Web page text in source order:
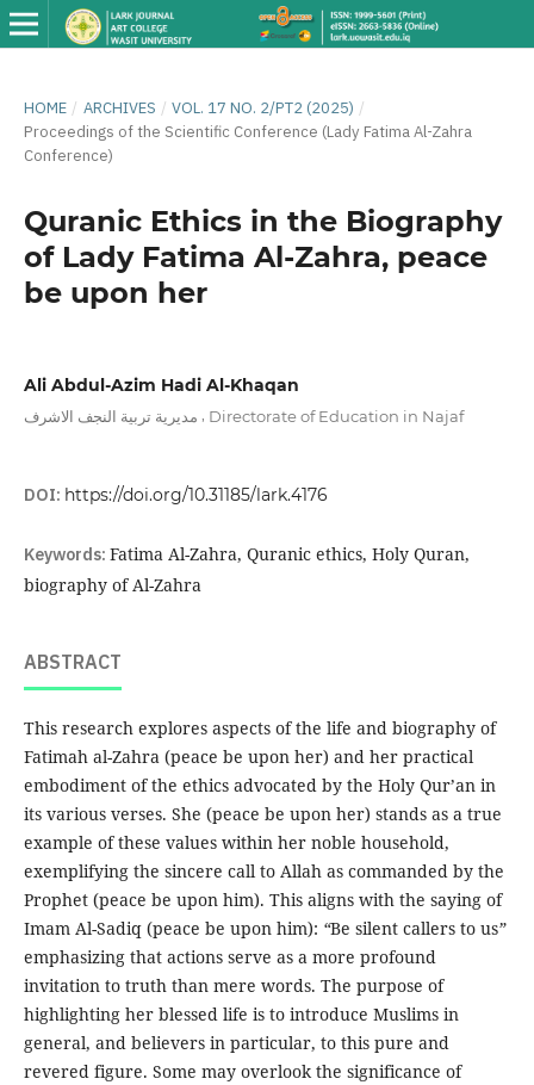
HOME / ARCHIVES / VOL. 17 NO. 2/PT2 (2025) /
Proceedings of the Scientific Conference (Lady Fatima Al-Zahra
Conference)
Quranic Ethics in the Biography
of Lady Fatima Al-Zahra, peace
be upon her
Ali Abdul-Azim Hadi Al-Khaqan
مديرية تربية النجف الاشرف Directorate of Education in Najaf
DOI: https://doi.org/10.31185/lark.4176
Keywords: Fatima Al-Zahra, Quranic ethics, Holy Quran,
biography of Al-Zahra
ABSTRACT
This research explores aspects of the life and biography of
Fatimah al-Zahra (peace be upon her) and her practical
embodiment of the ethics advocated by the Holy Qur’an in
its various verses. She (peace be upon her) stands as a true
example of these values within her noble household,
exemplifying the sincere call to Allah as commanded by the
Prophet (peace be upon him). This aligns with the saying of
Imam Al-Sadiq (peace be upon him): “Be silent callers to us”
emphasizing that actions serve as a more profound
invitation to truth than mere words. The purpose of
highlighting her blessed life is to introduce Muslims in
general, and believers in particular, to this pure and
revered figure. Some may overlook the significance of